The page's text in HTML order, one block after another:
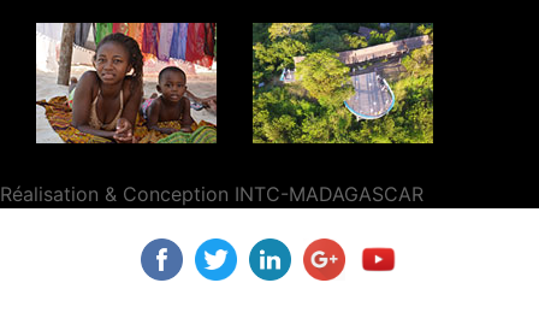
Réalisation & Conception INTC-MADAGASCAR